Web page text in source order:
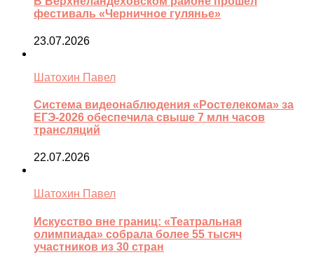
фестиваль «Черничное гулянье»
23.07.2026
Шатохин Павел
Система видеонаблюдения «Ростелекома» за
ЕГЭ-2026 обеспечила свыше 7 млн часов
трансляций
22.07.2026
Шатохин Павел
Искусство вне границ: «Театральная
олимпиада» собрала более 55 тысяч
участников из 30 стран